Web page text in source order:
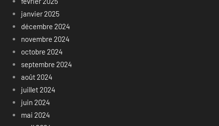
janvier 2025
décembre 2024
novembre 2024
octobre 2024
septembre 2024
août 2024
juillet 2024
juin 2024
mai 2024